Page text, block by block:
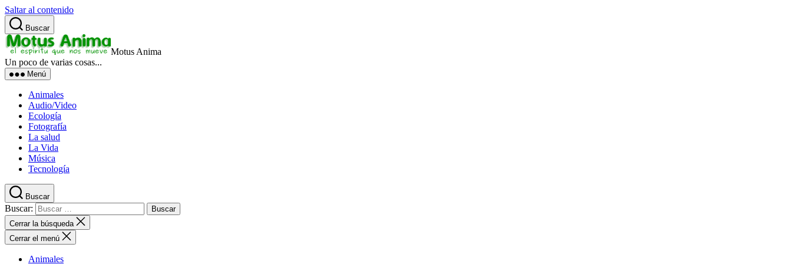
Saltar al contenido
Buscar
Motus Anima
Un poco de varias cosas...
Menú
Animales
Audio/Video
Ecología
Fotografía
La salud
La Vida
Música
Tecnología
Buscar
Buscar:
Cerrar la búsqueda
Cerrar el menú
Animales